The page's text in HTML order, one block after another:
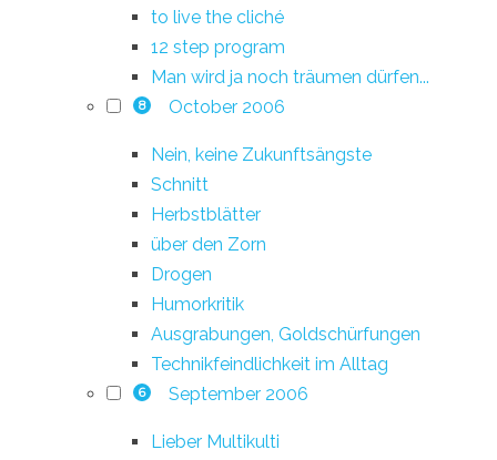
to live the cliché
12 step program
Man wird ja noch träumen dürfen...
8 October 2006
Nein, keine Zukunftsängste
Schnitt
Herbstblätter
über den Zorn
Drogen
Humorkritik
Ausgrabungen, Goldschürfungen
Technikfeindlichkeit im Alltag
6 September 2006
Lieber Multikulti